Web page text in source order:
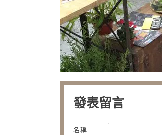
發表留言
名稱